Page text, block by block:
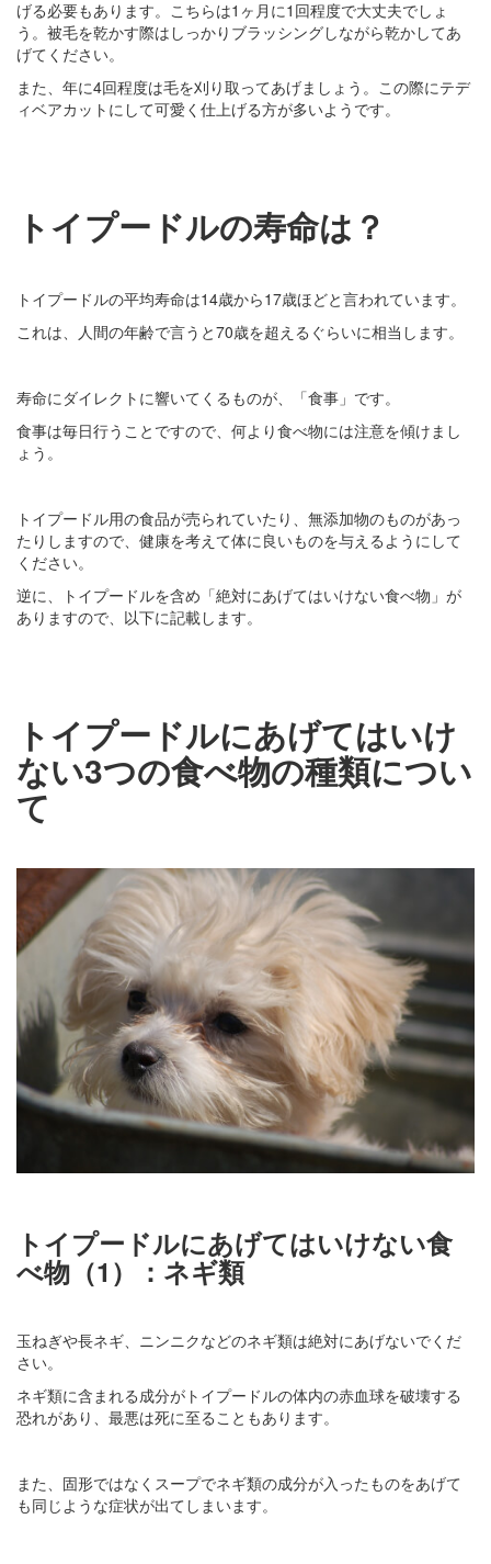
げる必要もあります。こちらは1ヶ月に1回程度で大丈夫でしょ
う。被毛を乾かす際はしっかりブラッシングしながら乾かしてあ
げてください。
また、年に4回程度は毛を刈り取ってあげましょう。この際にテデ
ィベアカットにして可愛く仕上げる方が多いようです。
トイプードルの寿命は？
トイプードルの平均寿命は14歳から17歳ほどと言われています。
これは、人間の年齢で言うと70歳を超えるぐらいに相当します。
寿命にダイレクトに響いてくるものが、「食事」です。
食事は毎日行うことですので、何より食べ物には注意を傾けまし
ょう。
トイプードル用の食品が売られていたり、無添加物のものがあっ
たりしますので、健康を考えて体に良いものを与えるようにして
ください。
逆に、トイプードルを含め「絶対にあげてはいけない食べ物」が
ありますので、以下に記載します。
トイプードルにあげてはいけ
ない3つの食べ物の種類につい
て
トイプードルにあげてはいけない食
べ物（1）：ネギ類
玉ねぎや長ネギ、ニンニクなどのネギ類は絶対にあげないでくだ
さい。
ネギ類に含まれる成分がトイプードルの体内の赤血球を破壊する
恐れがあり、最悪は死に至ることもあります。
また、固形ではなくスープでネギ類の成分が入ったものをあげて
も同じような症状が出てしまいます。